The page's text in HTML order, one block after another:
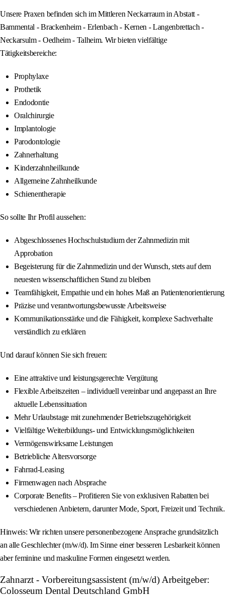
Unsere Praxen befinden sich im Mittleren Neckarraum in Abstatt -
Bammental - Brackenheim - Erlenbach - Kernen - Langenbrettach -
Neckarsulm - Oedheim - Talheim. Wir bieten vielfältige
Tätigkeitsbereiche:
Prophylaxe
Prothetik
Endodontie
Oralchirurgie
Implantologie
Parodontologie
Zahnerhaltung
Kinderzahnheilkunde
Allgemeine Zahnheilkunde
Schienentherapie
So sollte Ihr Profil aussehen:
Abgeschlossenes Hochschulstudium der Zahnmedizin mit
Approbation
Begeisterung für die Zahnmedizin und der Wunsch, stets auf dem
neuesten wissenschaftlichen Stand zu bleiben
Teamfähigkeit, Empathie und ein hohes Maß an Patientenorientierung
Präzise und verantwortungsbewusste Arbeitsweise
Kommunikationsstärke und die Fähigkeit, komplexe Sachverhalte
verständlich zu erklären
Und darauf können Sie sich freuen:
Eine attraktive und leistungsgerechte Vergütung
Flexible Arbeitszeiten – individuell vereinbar und angepasst an Ihre
aktuelle Lebenssituation
Mehr Urlaubstage mit zunehmender Betriebszugehörigkeit
Vielfältige Weiterbildungs- und Entwicklungsmöglichkeiten
Vermögenswirksame Leistungen
Betriebliche Altersvorsorge
Fahrrad-Leasing
Firmenwagen nach Absprache
Corporate Benefits – Profitieren Sie von exklusiven Rabatten bei
verschiedenen Anbietern, darunter Mode, Sport, Freizeit und Technik.
Hinweis: Wir richten unsere personenbezogene Ansprache grundsätzlich
an alle Geschlechter (m/w/d). Im Sinne einer besseren Lesbarkeit können
aber feminine und maskuline Formen eingesetzt werden.
Zahnarzt - Vorbereitungsassistent (m/w/d) Arbeitgeber:
Colosseum Dental Deutschland GmbH